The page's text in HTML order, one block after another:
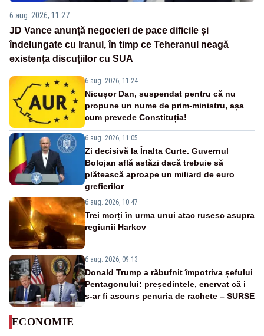
6 aug. 2026, 11:27
JD Vance anunță negocieri de pace dificile și
îndelungate cu Iranul, în timp ce Teheranul neagă
existența discuțiilor cu SUA
6 aug. 2026, 11:24
Nicușor Dan, suspendat pentru că nu
propune un nume de prim-ministru, așa
cum prevede Constituția!
6 aug. 2026, 11:05
Zi decisivă la Înalta Curte. Guvernul
Bolojan află astăzi dacă trebuie să
plătească aproape un miliard de euro
grefierilor
6 aug. 2026, 10:47
Trei morți în urma unui atac rusesc asupra
regiunii Harkov
6 aug. 2026, 09:13
Donald Trump a răbufnit împotriva șefului
Pentagonului: președintele, enervat că i
s-ar fi ascuns penuria de rachete – SURSE
ECONOMIE